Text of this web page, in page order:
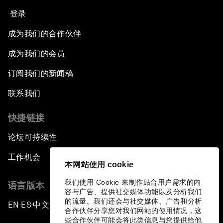
本网站使用 cookie
我们使用 Cookie 来制作贴合用户需求的内
容与广告、提供社交媒体功能以及分析我们
的流量。我们还会与社交媒体、广告和分析
合作伙伴分享您对我们网站的使用情况，这
些合作伙伴可能会将此类信息与您提供给他
登录
成为我们的合作伙伴
成为我们的会员
订阅我们的新闻稿
联系我们
快捷链接
论坛可持续性
工作机会
语言版本
EN ▪ES▪中文▪ 日本語